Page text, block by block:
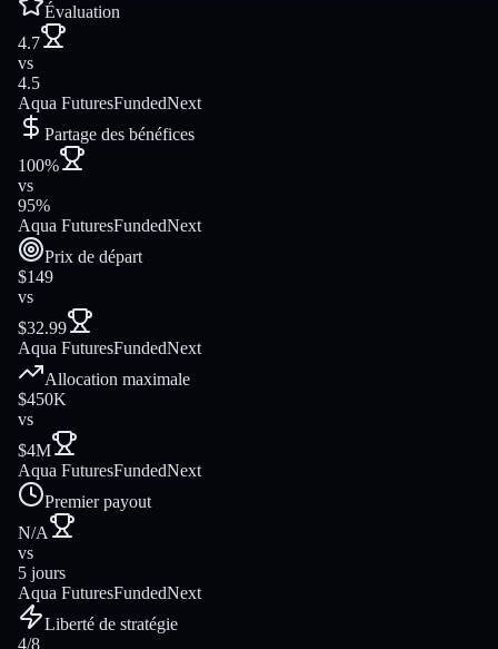
Évaluation
4.7
vs
4.5
Aqua FuturesFundedNext
Partage des bénéfices
100%
vs
95%
Aqua FuturesFundedNext
Prix de départ
$149
vs
$32.99
Aqua FuturesFundedNext
Allocation maximale
$450K
vs
$4M
Aqua FuturesFundedNext
Premier payout
N/A
vs
5 jours
Aqua FuturesFundedNext
Liberté de stratégie
4/8